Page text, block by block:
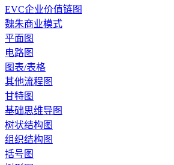
EVC企业价值链图
魏朱商业模式
平面图
电路图
图表/表格
其他流程图
甘特图
基础思维导图
树状结构图
组织结构图
括号图